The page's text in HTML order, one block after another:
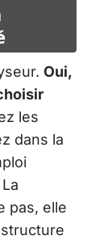
Oui,
les
dans la
pas, elle